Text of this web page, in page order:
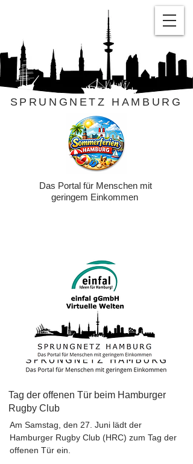
SPRUNGNETZ HAMBURG
Das Portal für Menschen mit
geringem Einkommen
Tag der offenen Tür beim Hamburger
Rugby Club
Am Samstag, den 27. Juni lädt der
Hamburger Rugby Club (HRC) zum Tag der
offenen Tür ein.